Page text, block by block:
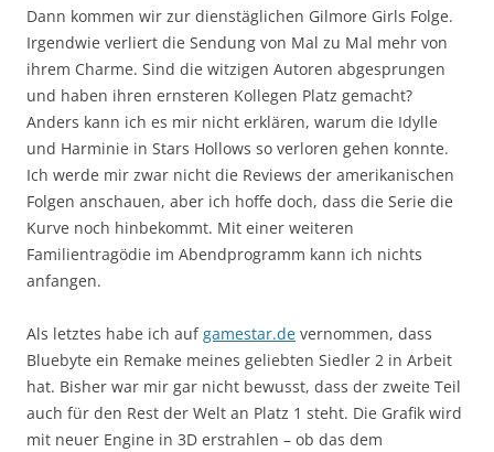
Dann kommen wir zur dienstäglichen Gilmore Girls Folge.
Irgendwie verliert die Sendung von Mal zu Mal mehr von
ihrem Charme. Sind die witzigen Autoren abgesprungen
und haben ihren ernsteren Kollegen Platz gemacht?
Anders kann ich es mir nicht erklären, warum die Idylle
und Harminie in Stars Hollows so verloren gehen konnte.
Ich werde mir zwar nicht die Reviews der amerikanischen
Folgen anschauen, aber ich hoffe doch, dass die Serie die
Kurve noch hinbekommt. Mit einer weiteren
Familientragödie im Abendprogramm kann ich nichts
anfangen.
Als letztes habe ich aufgamestar.de vernommen, dass
Bluebyte ein Remake meines geliebten Siedler 2 in Arbeit
hat. Bisher war mir gar nicht bewusst, dass der zweite Teil
auch für den Rest der Welt an Platz 1 steht. Die Grafik wird
mit neuer Engine in 3D erstrahlen – ob das dem